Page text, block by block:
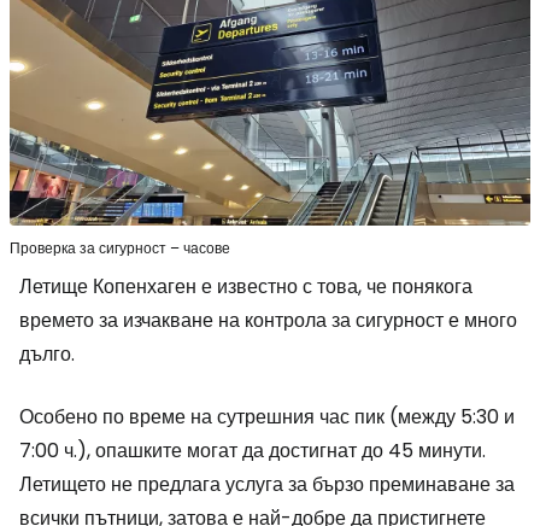
Проверка за сигурност – часове
Летище Копенхаген е известно с това, че понякога
времето за изчакване на контрола за сигурност е много
дълго.
Особено по време на сутрешния час пик (между 5:30 и
7:00 ч.), опашките могат да достигнат до 45 минути.
Летището не предлага услуга за бързо преминаване за
всички пътници, затова е най-добре да пристигнете